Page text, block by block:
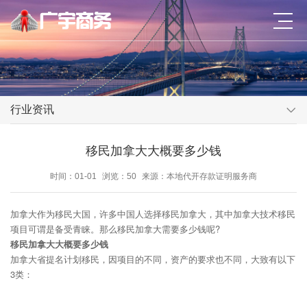
行业资讯
移民加拿大大概要多少钱
时间：01-01 浏览：50 来源：本地代开存款证明服务商
加拿大作为移民大国，许多中国人选择移民加拿大，其中加拿大技术移民
项目可谓是备受青睐。那么移民加拿大需要多少钱呢?
移民加拿大大概要多少钱
加拿大省提名计划移民，因项目的不同，资产的要求也不同，大致有以下
3类：